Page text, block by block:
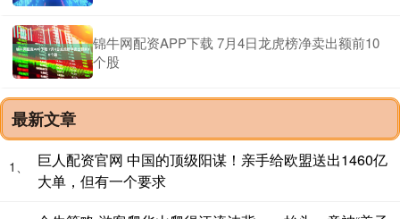
锦牛网配资APP下载 7月4日龙虎榜净卖出额前10
个股
最新文章
1、
巨人配资官网 中国的顶级阳谋！亲手给欧盟送出1460亿
大单，但有一个要求